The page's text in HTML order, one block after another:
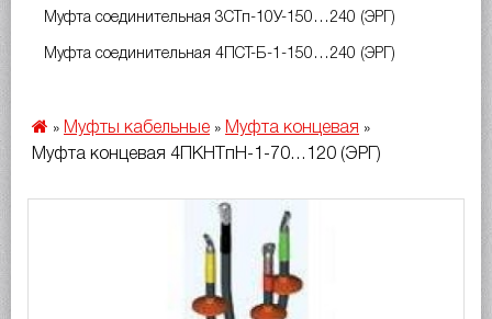
Муфта соединительная 3СТп-10У-150…240 (ЭРГ)
Муфта соединительная 4ПСТ-Б-1-150…240 (ЭРГ)
» Муфты кабельные » Муфта концевая »
Муфта концевая 4ПКНТпН-1-70…120 (ЭРГ)